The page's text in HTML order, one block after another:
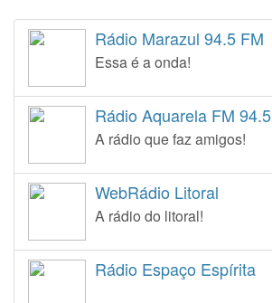
Rádio Marazul 94.5 FM
Essa é a onda!
Rádio Aquarela FM 94.5
A rádio que faz amigos!
WebRádio Litoral
A rádio do litoral!
Rádio Espaço Espírita